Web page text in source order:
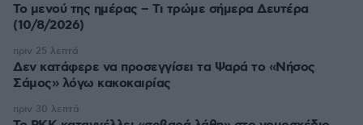
Το μενού της ημέρας – Τι τρώμε σήμερα Δευτέρα
(10/8/2026)
Δεν κατάφερε να προσεγγίσει τα Ψαρά το «Νήσος
Σάμος» λόγω κακοκαιρίας
πριν 25 λεπτά
πριν 30 λεπτά